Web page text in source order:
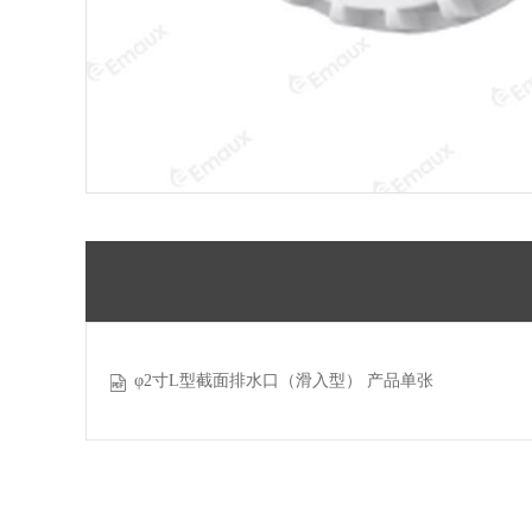
φ2寸L型截面排水口（滑入型） 产品单张